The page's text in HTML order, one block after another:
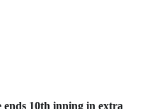
10th inning in extra